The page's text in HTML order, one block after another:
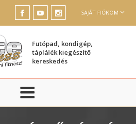
SAJÁT FIÓKOM
Futópad, kondigép,
táplálék kiegészítő
kereskedés